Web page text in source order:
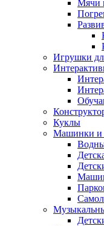
Мячи
Игрушки
Куклы
Машинки и